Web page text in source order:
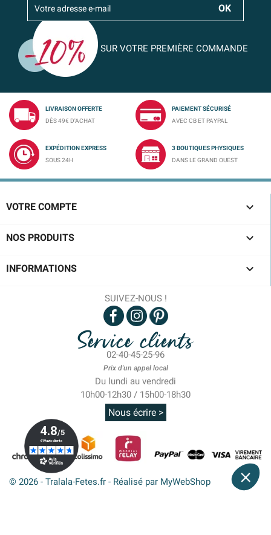
SUR VOTRE PREMIÈRE COMMANDE
LIVRAISON OFFERTE
DÈS 49€ D'ACHAT
PAIEMENT SÉCURISÉ
AVEC CB ET PAYPAL
EXPÉDITION EXPRESS
SOUS 24H
3 BOUTIQUES PHYSIQUES
DANS LE GRAND OUEST
VOTRE COMPTE 
NOS PRODUITS 
INFORMATIONS 
SUIVEZ-NOUS !
Service clients
02-40-45-25-96
Prix d'un appel local
Du lundi au vendredi
10h00-12h30 / 15h00-18h30
Nous écrire >
© 2026 - Tralala-Fetes.fr - Réalisé par MyWebShop